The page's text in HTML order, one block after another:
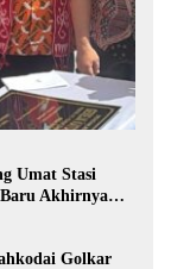
Umat Stasi
Akhirnya
Golkar